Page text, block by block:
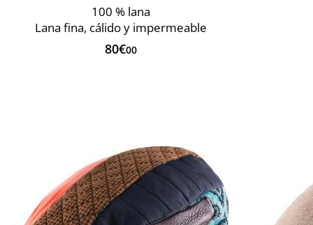
100 % lana
Lana fina, cálido y impermeable
80€00